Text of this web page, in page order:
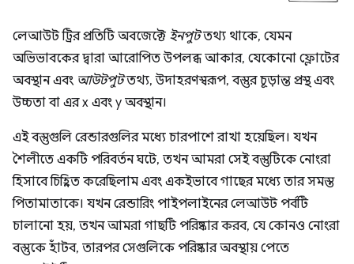
লেআউট ট্রির প্রতিটি অবজেক্টে ইনপুটতথ্য থাকে, যেমন
অভিভাবকের দ্বারা আরোপিত উপলব্ধ আকার, যেকোনো ফ্লোটের
অবস্থান এবং আউটপুটতথ্য, উদাহরণস্বরূপ, বস্তুর চূড়ান্ত প্রস্থ এবং
উচ্চতা বা এর x এবং y অবস্থান।
এই বস্তুগুলি রেন্ডারগুলির মধ্যে চারপাশে রাখা হয়েছিল। যখন
শৈলীতে একটি পরিবর্তন ঘটে, তখন আমরা সেই বস্তুটিকে নোংরা
হিসাবে চিহ্নিত করেছিলাম এবং একইভাবে গাছের মধ্যে তার সমস্ত
পিতামাতাকে। যখন রেন্ডারিং পাইপলাইনের লেআউট পর্বটি
চালানো হয়, তখন আমরা গাছটি পরিষ্কার করব, যে কোনও নোংরা
বস্তুকে হাঁটব, তারপর সেগুলিকে পরিষ্কার অবস্থায় পেতে